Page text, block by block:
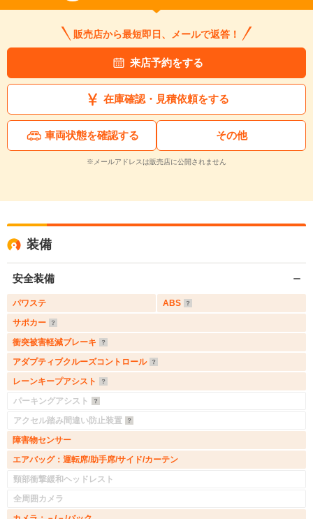
販売店から最短即日、メールで返答！
来店予約をする
在庫確認・見積依頼をする
車両状態を確認する その他
※メールアドレスは販売店に公開されません
装備
安全装備
パワステ
ABS
サポカー
衝突被害軽減ブレーキ
アダプティブクルーズコントロール
レーンキープアシスト
パーキングアシスト
アクセル踏み間違い防止装置
障害物センサー
エアバッグ：運転席/助手席/サイド/カーテン
頸部衝撃緩和ヘッドレスト
全周囲カメラ